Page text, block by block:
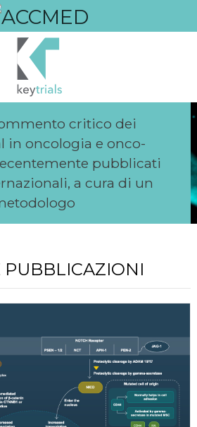
critico dei
in oncologia e onco-
pubblicati
a cura di un
PUBBLICAZIONI